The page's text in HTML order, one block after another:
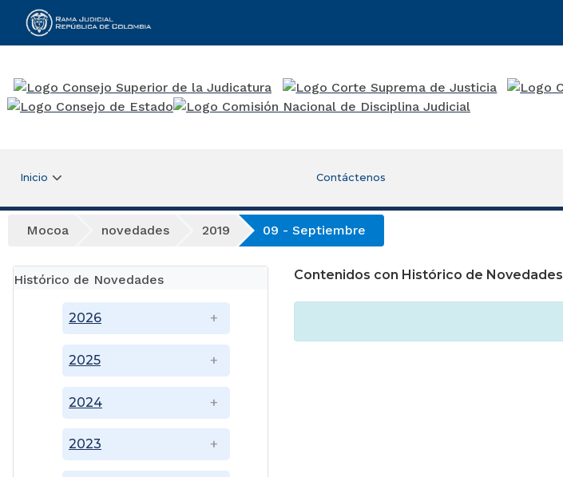
Rama Judicial
Inicio Contáctenos
Mocoa novedades 2019 09 - Septiembre
Histórico de Novedades
2023
2024
2025
2026
Contenidos con Histórico de Novedades